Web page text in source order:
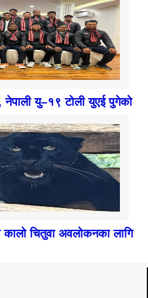
यु–१९ टोली युएई पुगेको
कालो चितुवा अवलोकनका लागि